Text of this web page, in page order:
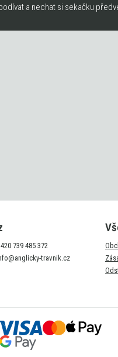
a nechat si sekačku
739 485 372
travnik.cz